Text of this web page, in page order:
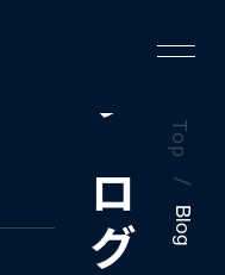
Top
/
Blog
ブログ